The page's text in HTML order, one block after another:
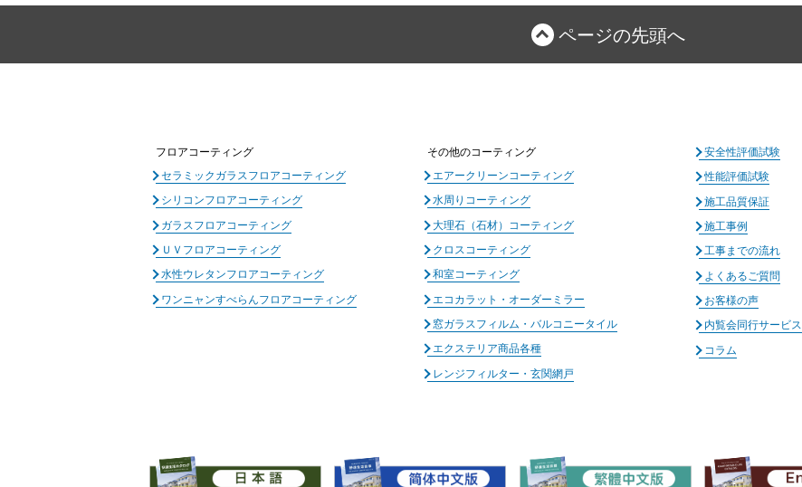
ページの先頭へ
フロアコーティング
セラミックガラスフロアコーティング
シリコンフロアコーティング
ガラスフロアコーティング
ＵＶフロアコーティング
水性ウレタンフロアコーティング
ワンニャンすべらんフロアコーティング
その他のコーティング
エアークリーンコーティング
水周りコーティング
大理石（石材）コーティング
クロスコーティング
和室コーティング
エコカラット・オーダーミラー
窓ガラスフィルム・バルコニータイル
エクステリア商品各種
レンジフィルター・玄関網戸
安全性評価試験
性能評価試験
施工品質保証
施工事例
工事までの流れ
よくあるご質問
お客様の声
内覧会同行サービス
コラム